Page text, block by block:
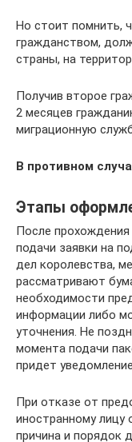
Но стоит помнить,
гражданством,
страны, на
Получив второе
2 месяцев
миграционную
В противном
Этапы
После прохождения
подачи заявки на
дел королевства,
рассматривают
необходимости
информации либо
уточнения. Не
момента подачи
придет
При отказе от
иностранному лицу
причина и порядок